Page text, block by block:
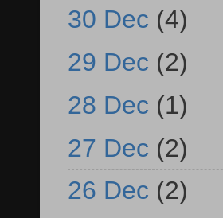
30 Dec (4)
29 Dec (2)
28 Dec (1)
27 Dec (2)
26 Dec (2)